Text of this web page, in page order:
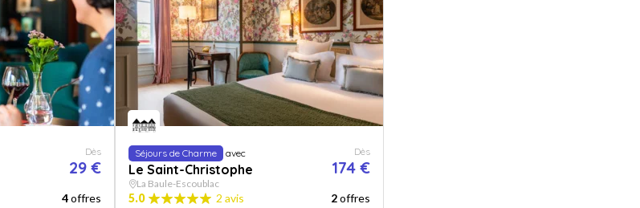
Dès
29 €
4offres
Séjours de Charme avec
Le Saint-Christophe
Dès
174 €
La Baule-Escoublac
5.0 2 avis 2offres